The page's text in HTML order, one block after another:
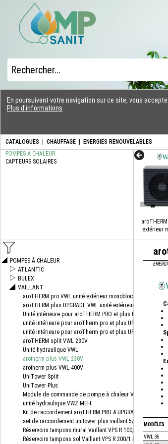
CATALOGUES CHAUFFAGE ENERGIES RENOUVELABLES
En poursuivant votre navigation sur ce site, vous
Plus d'informations
extérieur